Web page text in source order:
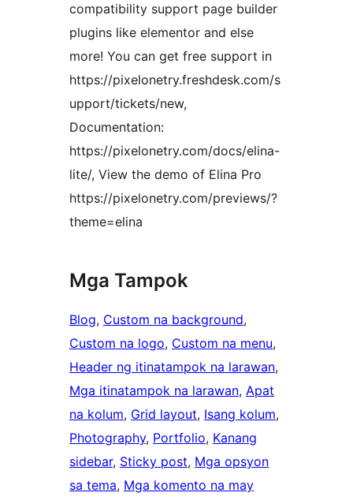
compatibility support page builder
plugins like elementor and else
more! You can get free support in
https://pixelonetry.freshdesk.com/s
upport/tickets/new,
Documentation:
https://pixelonetry.com/docs/elina-
lite/, View the demo of Elina Pro
https://pixelonetry.com/previews/?
theme=elina
Mga Tampok
Blog, Custom na background
Custom na logo, Custom na menu
Header ng itinatampok na larawan
Mga itinatampok na larawan, Apat
na kolum, Grid layout, Isang kolum
Photography, Portfolio, Kanang
sidebar, Sticky post, Mga opsyon
sa tema, Mga komento na may